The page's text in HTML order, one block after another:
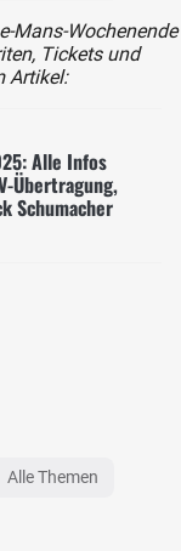
Mans-Wochenende
Tickets und
Artikel:
Alle Infos
Übertragung,
Schumacher
Alle Themen